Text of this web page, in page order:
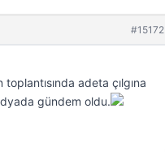
#15172
adeta çılgına
gündem oldu.